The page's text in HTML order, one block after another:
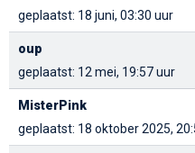
geplaatst: 18 juni, 03:30 uur
oup
geplaatst: 12 mei, 19:57 uur
MisterPink
geplaatst: 18 oktober 2025,